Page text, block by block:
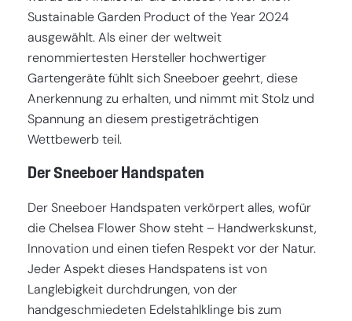
Sustainable Garden Product of the Year 2024
ausgewählt. Als einer der weltweit
renommiertesten Hersteller hochwertiger
Gartengeräte fühlt sich Sneeboer geehrt, diese
Anerkennung zu erhalten, und nimmt mit Stolz und
Spannung an diesem prestigeträchtigen
Wettbewerb teil.
Der Sneeboer Handspaten
Der Sneeboer Handspaten verkörpert alles, wofür
die Chelsea Flower Show steht – Handwerkskunst,
Innovation und einen tiefen Respekt vor der Natur.
Jeder Aspekt dieses Handspatens ist von
Langlebigkeit durchdrungen, von der
handgeschmiedeten Edelstahlklinge bis zum